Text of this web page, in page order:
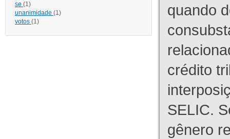
se (1)
unanimidade (1)
votos (1)
quando
crédito
SELIC.
gênero